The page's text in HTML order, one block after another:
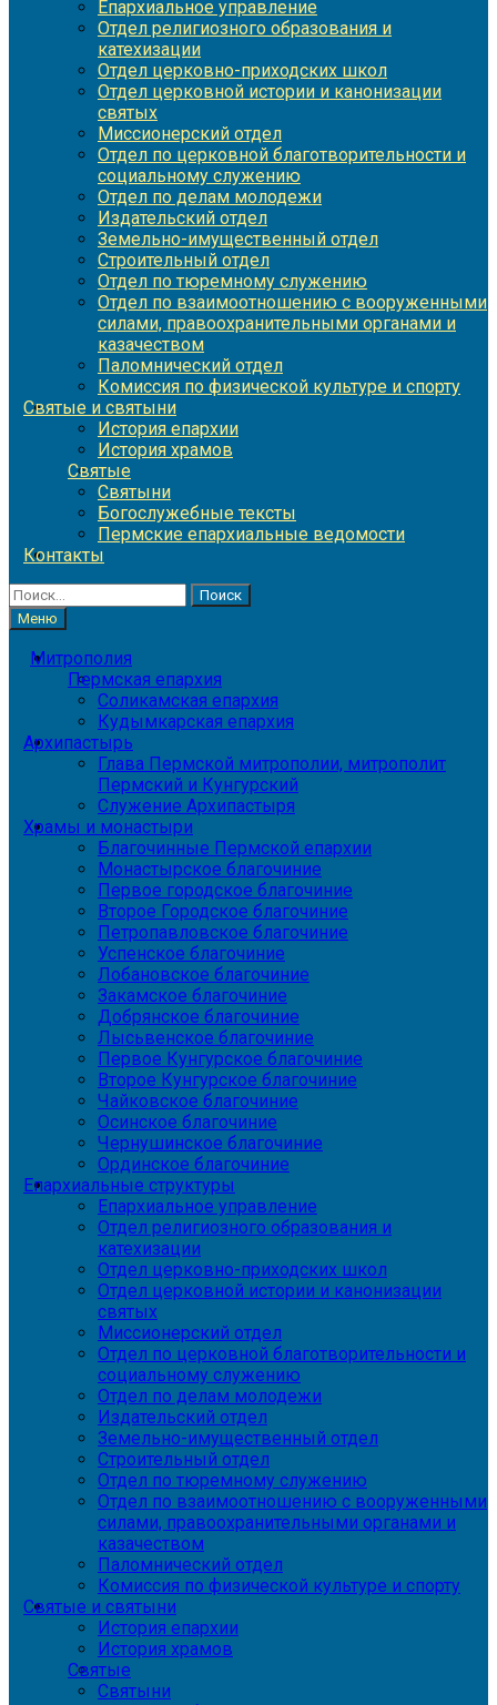
Епархиальное управление
Отдел религиозного образования и
катехизации
Отдел церковно-приходских школ
Отдел церковной истории и канонизации
святых
Миссионерский отдел
Отдел по церковной благотворительности и
социальному служению
Отдел по делам молодежи
Издательский отдел
Земельно-имущественный отдел
Строительный отдел
Отдел по тюремному служению
Отдел по взаимоотношению с вооруженными
силами, правоохранительными органами и
казачеством
Паломнический отдел
Комиссия по физической культуре и спорту
Святые и святыни
История епархии
История храмов
Святые
Святыни
Богослужебные тексты
Пермские епархиальные ведомости
Контакты
Найти:
Меню
Митрополия
Пермская епархия
Соликамская епархия
Кудымкарская епархия
Архипастырь
Глава Пермской митрополии, митрополит
Пермский и Кунгурский
Служение Архипастыря
Храмы и монастыри
Благочинные Пермской епархии
Монастырское благочиние
Первое городское благочиние
Второе Городское благочиние
Петропавловское благочиние
Успенское благочиние
Лобановское благочиние
Закамское благочиние
Добрянское благочиние
Лысьвенское благочиние
Первое Кунгурское благочиние
Второе Кунгурское благочиние
Чайковское благочиние
Осинское благочиние
Чернушинское благочиние
Ординское благочиние
Епархиальные структуры
Епархиальное управление
Отдел религиозного образования и
катехизации
Отдел церковно-приходских школ
Отдел церковной истории и канонизации
святых
Миссионерский отдел
Отдел по церковной благотворительности и
социальному служению
Отдел по делам молодежи
Издательский отдел
Земельно-имущественный отдел
Строительный отдел
Отдел по тюремному служению
Отдел по взаимоотношению с вооруженными
силами, правоохранительными органами и
казачеством
Паломнический отдел
Комиссия по физической культуре и спорту
Святые и святыни
История епархии
История храмов
Святые
Святыни